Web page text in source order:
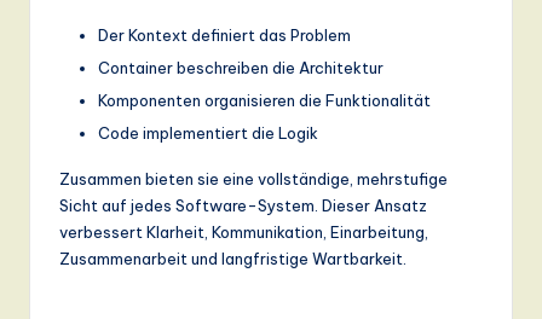
Der Kontext definiert das Problem
Container beschreiben die Architektur
Komponenten organisieren die Funktionalität
Code implementiert die Logik
Zusammen bieten sie eine vollständige, mehrstufige
Sicht auf jedes Software-System. Dieser Ansatz
verbessert Klarheit, Kommunikation, Einarbeitung,
Zusammenarbeit und langfristige Wartbarkeit.